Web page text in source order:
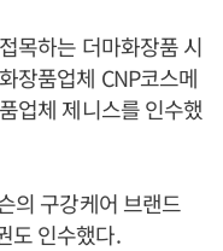
목하는 더마화장품 시
장품업체 CNP코스메
업체 제니스를 인수했
의 구강케어 브랜드
도 인수했다.